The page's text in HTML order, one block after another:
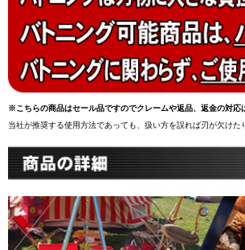
※こちらの商品はセール品ですのでクレームや返品、返金の対応
当社が推奨する使用方法であっても、扱い方を誤れば刃が欠け